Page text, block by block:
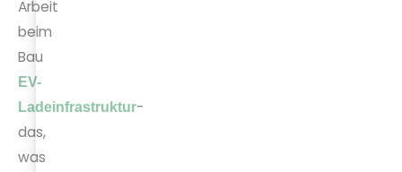
Arbeit
beim
Bau
EV-
Ladeinfrastruktur-
das,
was